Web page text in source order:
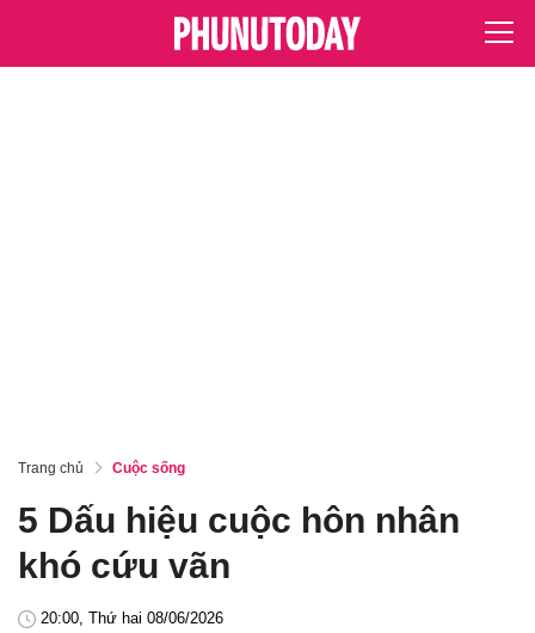
Trang chủ Cuộc sống
5 Dấu hiệu cuộc hôn nhân
khó cứu vãn
20:00, Thứ hai 08/06/2026